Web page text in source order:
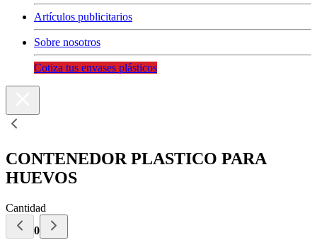
Artículos publicitarios
Sobre nosotros
Cotiza tus envases plásticos
CONTENEDOR PLASTICO PARA
HUEVOS
Cantidad
0